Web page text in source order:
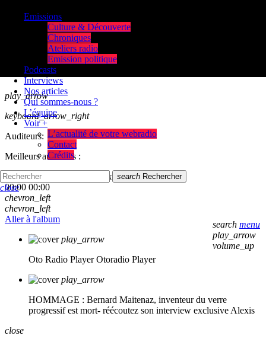
play_arrow
keyboard_arrow_right
Auditeurs:
Meilleurs auditeurs :
skip_previous
skip_next
00:00 00:00
chevron_left
chevron_left
Aller à l'album
play_arrow
Oto Radio Player Otoradio Player
play_arrow
HOMMAGE : Bernard Maitenaz, inventeur du verre
progressif est mort- réécoutez son interview exclusive Alexis
Emissions
Culture & Découverte
Chroniques
Ateliers radio
Emission politique
Podcasts
Interviews
Nos articles
Qui sommes-nous ?
L’équipe
Voir +
L’actualité de votre webradio
Contact
Crédits
search menu
play_arrow
volume_up
search Rechercher
close
close